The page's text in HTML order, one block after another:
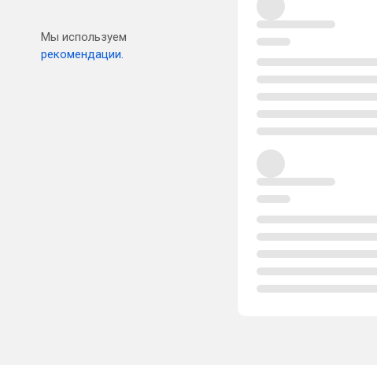
Мы используем
рекомендации.